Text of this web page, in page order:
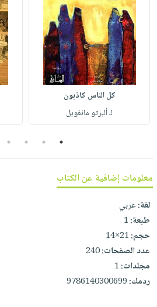
بالذات
صابون
أطفال
مناسبات
الشركة
فيديوهات
أسئلة
يتكرر
طرحها
خدمات
تواصل
معنا
الأمنيات
عربة
التسوق
نشرة
الإصداراتكل الناس كاذبون
لـ ألبرتو مانغويل
1
2
3
4
معلومات إضافية عن الكتاب
لغة:عربي
طبعة:1
حجم:21×14
عدد الصفحات:240
مجلدات:1
ردمك:9786140300699